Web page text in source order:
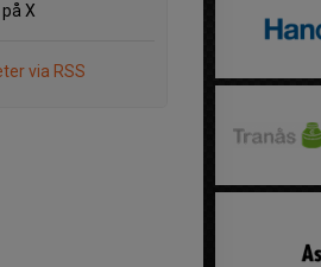
X
via RSS